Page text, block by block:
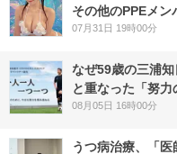
その他のPPEメン
07月31日 19時00分
なぜ59歳の三浦
と重なった「努力
08月05日 16時00分
うつ病治療、「